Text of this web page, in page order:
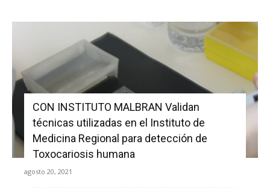
CON INSTITUTO MALBRAN Validan
técnicas utilizadas en el Instituto de
Medicina Regional para detección de
Toxocariosis humana
agosto 20, 2021